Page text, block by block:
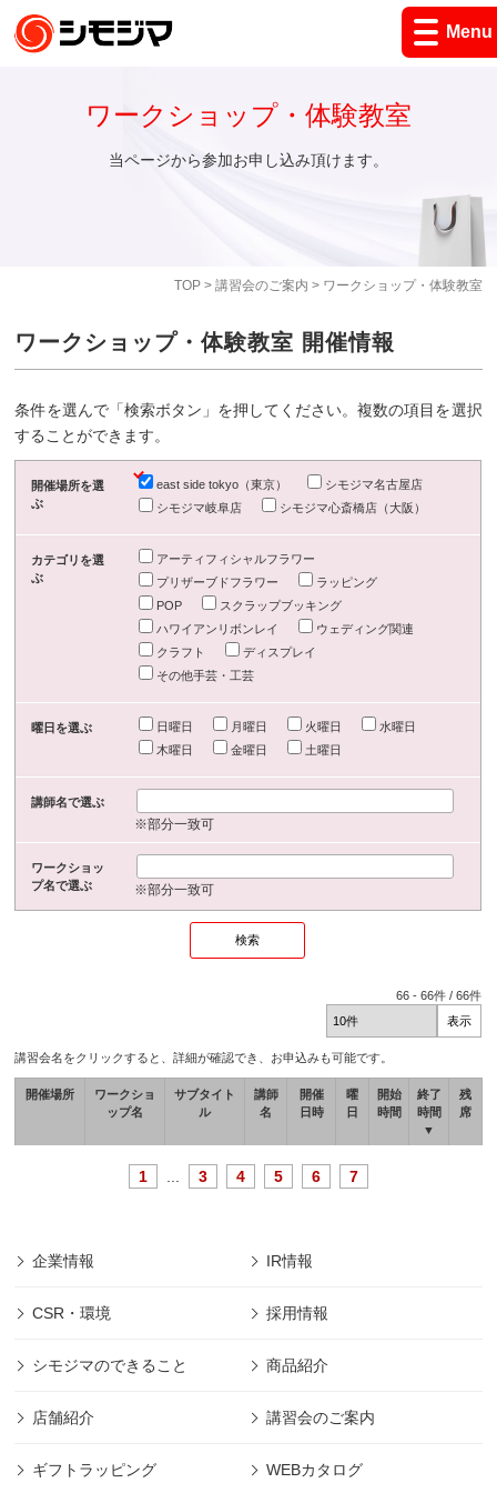
Menu
TOP> 講習会のご案内 > ワークショップ・体験教室
ワークショップ・体験教室
当ページから参加お申し込み頂けます。
ワークショップ・体験教室 開催情報
条件を選んで「検索ボタン」を押してください。複数の項目を選択
することができます。
開催場所を選
ぶ
east side tokyo（東京）
シモジマ名古屋店
シモジマ岐阜店
シモジマ心斎橋店（大阪）
カテゴリを選
ぶ
アーティフィシャルフラワー
プリザーブドフラワー
ラッピング
POP
スクラップブッキング
ハワイアンリボンレイ
ウェディング関連
クラフト
ディスプレイ
その他手芸・工芸
曜日を選ぶ 日曜日 月曜日 火曜日
水曜日
木曜日
金曜日 土曜日
講師名で選ぶ
※部分一致可
ワークショッ
プ名で選ぶ
※部分一致可
66 -66件 /66件
講習会名をクリックすると、詳細が確認でき、お申込みも可能です。
開催場所
ワークショ
ップ名
サブタイト
ル
講師
名
開催
日時
曜
日
開始
時間
終了
時間
▼
残
席
1 3 4 5 6 7
企業情報 IR情報
CSR・環境 採用情報
シモジマのできること 商品紹介
店舗紹介 講習会のご案内
ギフトラッピング WEBカタログ